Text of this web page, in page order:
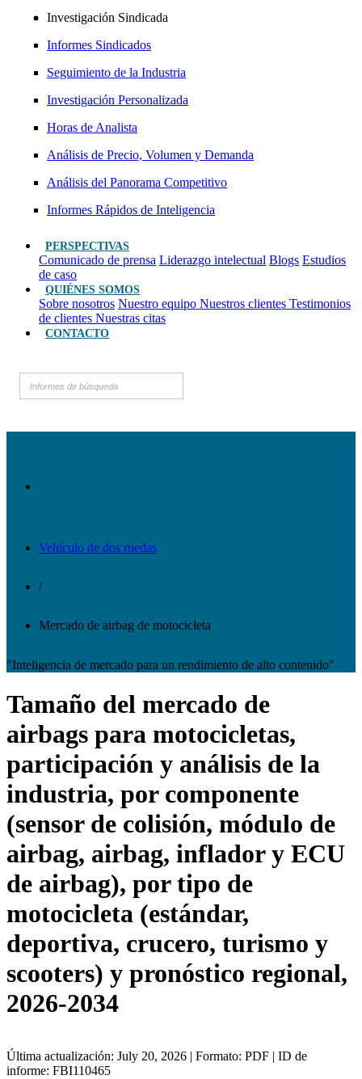
Investigación Sindicada
Informes Sindicados
Seguimiento de la Industria
Investigación Personalizada
Horas de Analista
Análisis de Precio, Volumen y Demanda
Análisis del Panorama Competitivo
Informes Rápidos de Inteligencia
PERSPECTIVAS
Comunicado de prensa Liderazgo intelectual Blogs Estudios
de caso
QUIÉNES SOMOS
Sobre nosotros Nuestro equipo Nuestros clientes Testimonios
de clientes Nuestras citas
CONTACTO
Vehículo de dos ruedas
/
Mercado de airbag de motocicleta
"Inteligencia de mercado para un rendimiento de alto contenido"
Tamaño del mercado de
airbags para motocicletas,
participación y análisis de la
industria, por componente
(sensor de colisión, módulo de
airbag, airbag, inflador y ECU
de airbag), por tipo de
motocicleta (estándar,
deportiva, crucero, turismo y
scooters) y pronóstico regional,
2026-2034
Última actualización: July 20, 2026 | Formato: PDF | ID de
informe: FBI110465